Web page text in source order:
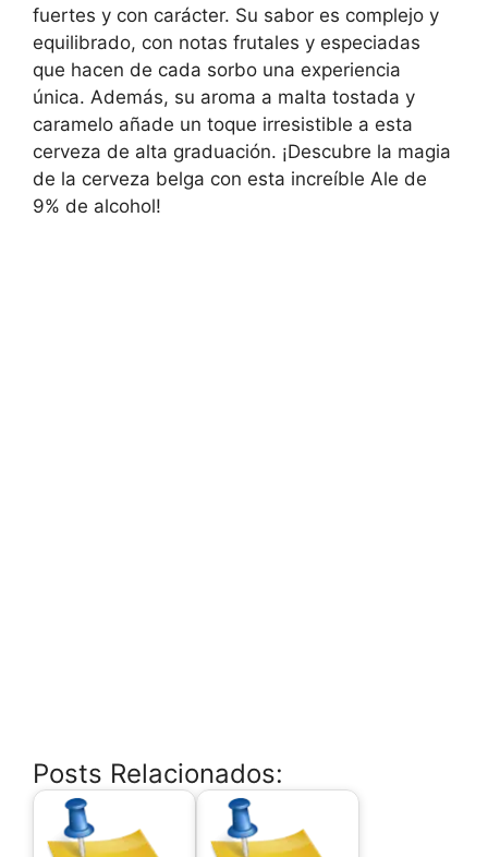
fuertes y con carácter. Su sabor es complejo y
equilibrado, con notas frutales y especiadas
que hacen de cada sorbo una experiencia
única. Además, su aroma a malta tostada y
caramelo añade un toque irresistible a esta
cerveza de alta graduación. ¡Descubre la magia
de la cerveza belga con esta increíble Ale de
9% de alcohol!
Posts Relacionados: